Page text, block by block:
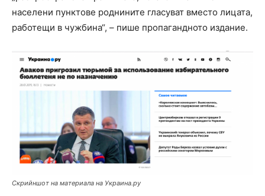
населени пунктове роднините гласуват вместо лицата,
работещи в чужбина“, – пише пропагандното издание.
Скрийншот на материала на Украина.ру